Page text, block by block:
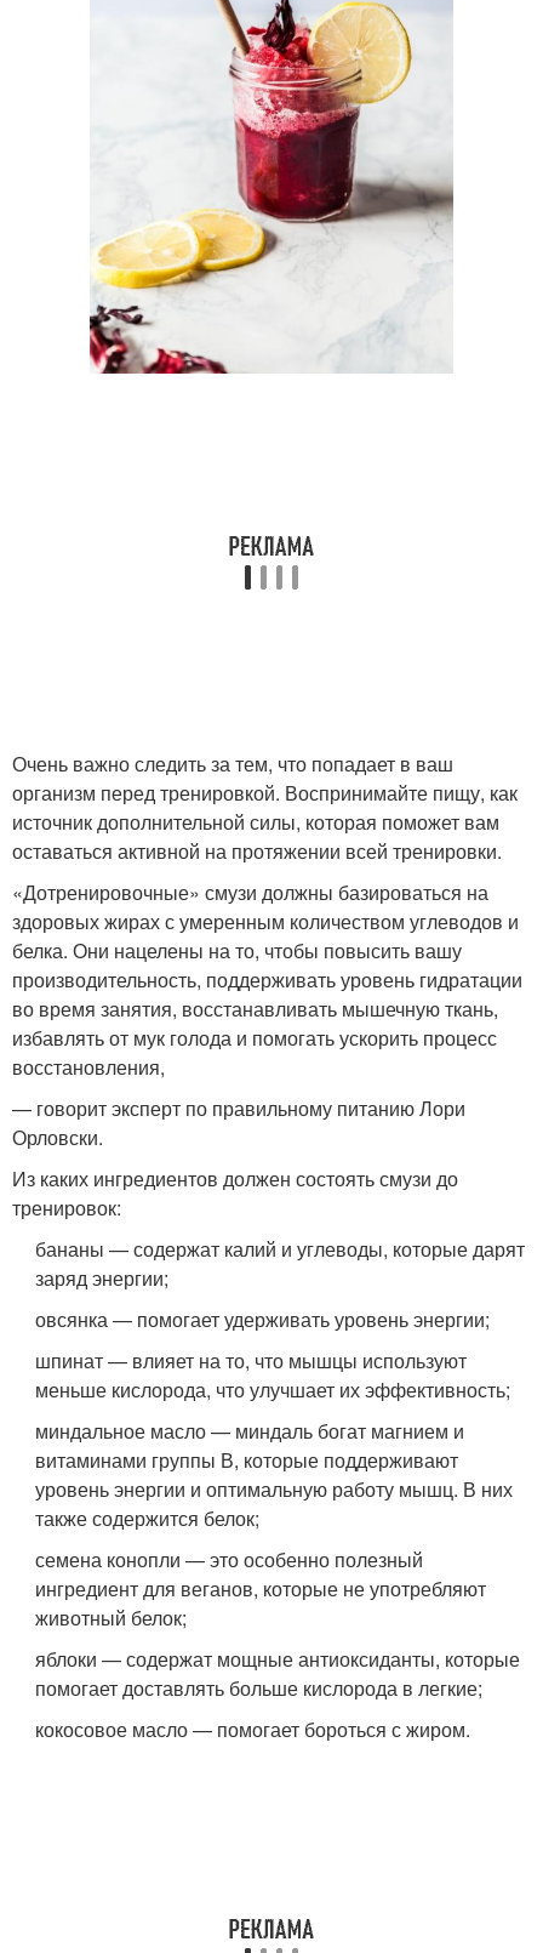
Очень важно следить за тем, что попадает в ваш
организм перед тренировкой. Воспринимайте пищу, как
источник дополнительной силы, которая поможет вам
оставаться активной на протяжении всей тренировки.
«Дотренировочные» смузи должны базироваться на
здоровых жирах с умеренным количеством углеводов и
белка. Они нацелены на то, чтобы повысить вашу
производительность, поддерживать уровень гидратации
во время занятия, восстанавливать мышечную ткань,
избавлять от мук голода и помогать ускорить процесс
восстановления,
— говорит эксперт по правильному питанию Лори
Орловски.
Из каких ингредиентов должен состоять смузи до
тренировок:
бананы — содержат калий и углеводы, которые дарят
заряд энергии;
овсянка — помогает удерживать уровень энергии;
шпинат — влияет на то, что мышцы используют
меньше кислорода, что улучшает их эффективность;
миндальное масло — миндаль богат магнием и
витаминами группы В, которые поддерживают
уровень энергии и оптимальную работу мышц. В них
также содержится белок;
семена конопли — это особенно полезный
ингредиент для веганов, которые не употребляют
животный белок;
яблоки — содержат мощные антиоксиданты, которые
помогает доставлять больше кислорода в легкие;
кокосовое масло — помогает бороться с жиром.